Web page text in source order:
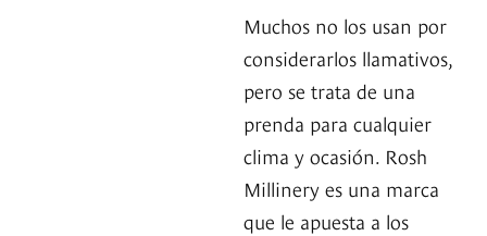
Muchos no los usan por
considerarlos llamativos,
pero se trata de una
prenda para cualquier
clima y ocasión. Rosh
Millinery es una marca
que le apuesta a los